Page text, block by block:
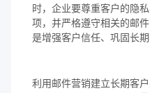
时，企业要尊重客户的隐
项，并严格遵守相关的邮
是增强客户信任、巩固长
利用邮件营销建立长期客